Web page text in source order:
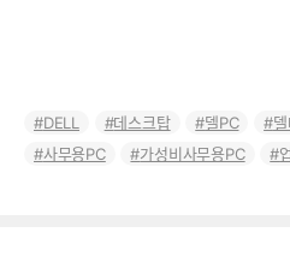
DELL 데스크탑 델PC
사무용PC
가성비사무용PC